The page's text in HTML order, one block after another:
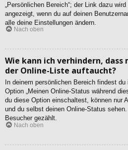
„Persönlichen Bereich“; der Link dazu
angezeigt, wenn du auf deinen
alle deine Einstellungen ändern.
Nach oben
Wie kann ich verhindern,
der Online-Liste auftaucht?
In deinem persönlichen Bereich findest
Option „Meinen Online-Status während
du diese Option einschaltest, können nur
und du selbst deinen Online-Status
Besucher gezählt.
Nach oben